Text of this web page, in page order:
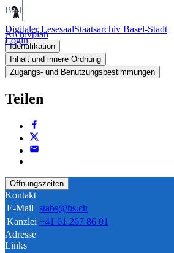
Digitaler LesesaalStaatsarchiv Basel-Stadt
Login
Bild
Archivplan
Identifikation
Inhalt und innere Ordnung
Zugangs- und Benutzungsbestimmungen
Teilen
Öffnungszeiten
Kontakt
E-Mail stabs@bs.ch
Kanzlei +41 61 267 86 01
Adresse
Links